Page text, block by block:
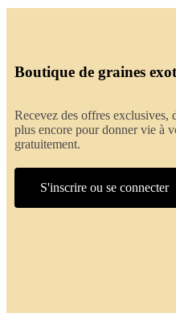
Boutique de graines
Recevez des offres exclusives,
plus encore pour donner vie à
gratuitement.
S'inscrire ou se connecter